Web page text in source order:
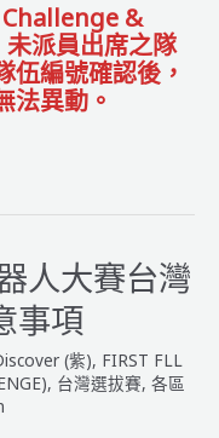
Challenge &
派員出席之隊
伍編號確認後，
法異動。
人大賽台灣
事項
(紫), FIRST FLL
, 台灣選拔賽, 各區